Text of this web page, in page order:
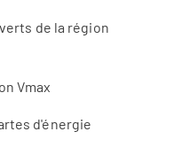
de la région
Vmax
d'énergie